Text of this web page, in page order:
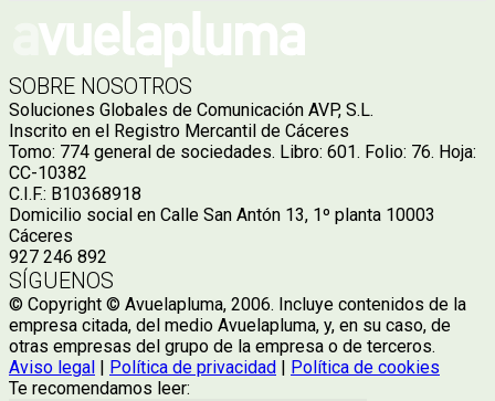
SOBRE NOSOTROS
Soluciones Globales de Comunicación AVP, S.L.
Inscrito en el Registro Mercantil de Cáceres
Tomo: 774 general de sociedades. Libro: 601. Folio: 76. Hoja:
CC-10382
C.I.F.: B10368918
Domicilio social en Calle San Antón 13, 1º planta 10003
Cáceres
927 246 892
SÍGUENOS
© Copyright © Avuelapluma, 2006. Incluye contenidos de la
empresa citada, del medio Avuelapluma, y, en su caso, de
otras empresas del grupo de la empresa o de terceros.
Aviso legal
Política de privacidad
Política de cookies
Te recomendamos leer: